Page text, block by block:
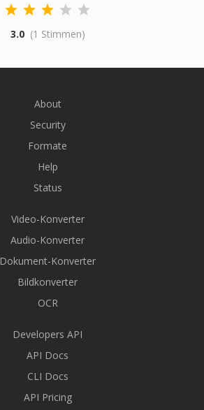
3.0 (1 Stimmen)
About
Security
Formate
Help
Status
Video-Konverter
Audio-Konverter
Dokument-Konverter
Bildkonverter
OCR
Developers API
API Docs
CLI Docs
API Pricing